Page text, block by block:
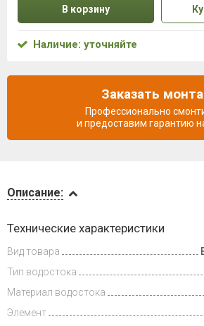
и оплата
Описание:
Технические характеристики
Вид товара
Тип водостока
Материал водостока
Элемент
В корзину
Наличие: уточняйте
Заказать
Профессионально
и предоставим гарантию